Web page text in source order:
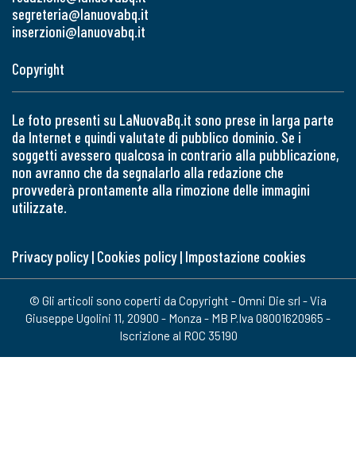
segreteria@lanuovabq.it
inserzioni@lanuovabq.it
Copyright
Le foto presenti su LaNuovaBq.it sono prese in larga parte
da Internet e quindi valutate di pubblico dominio. Se i
soggetti avessero qualcosa in contrario alla pubblicazione,
non avranno che da segnalarlo alla redazione che
provvederà prontamente alla rimozione delle immagini
utilizzate.
Privacy policy| Cookies policy| Impostazione cookies
© Gli articoli sono coperti da Copyright - Omni Die srl - Via
Giuseppe Ugolini 11, 20900 - Monza - MB P.Iva 08001620965 -
Iscrizione al ROC 35190